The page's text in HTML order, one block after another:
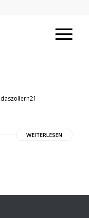
daszollern21
WEITERLESEN